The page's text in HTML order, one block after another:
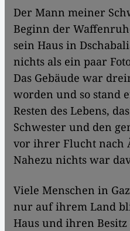
Der Mann meiner
Beginn der
sein Haus in
nichts als ein paar
Das Gebäude war
worden und so stand
Resten des Lebens,
Schwester und den
vor ihrer Flucht nach
Nahezu nichts war
Viele Menschen in
nur auf ihrem Land
Haus und ihren Besitz